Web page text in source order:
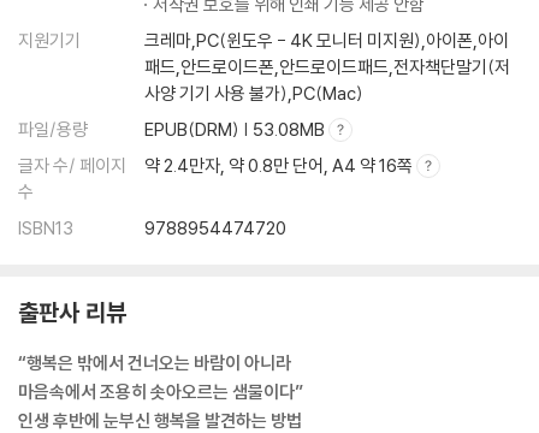
묵은 짐들을 하나씩 내려놓고 간다
자유로운 자유를 감사하게 받는다
내 마음이 따라올 수 있는 속도
바다에서 숨을 씻고
소유욕이 나를 불행으로 이끈다
열정은 불타야만 하는 것은 아니다
4장 흔들려도 삶은 다시 피어난다
지금도 아름다운 추억이 될 일들은 무수히 일어나고 있다
나쁜 일에 고립되지 마라
세상의 흐름은 그렇더라
너마저 너의 마음을 흔들지 마라
그래서 봄을 희망이라 부른다
지원기기
크레마,PC(윈도우 - 4K 모니터 미지원),아이폰,아이
패드,안드로이드폰,안드로이드패드,전자책단말기(저
사양 기기 사용 불가),PC(Mac)
파일/용량
EPUB(DRM) | 53.08MB
글자 수/ 페이지
수
약 2.4만자, 약 0.8만 단어, A4 약 16쪽
ISBN13 9788954474720
출판사 리뷰
“행복은 밖에서 건너오는 바람이 아니라
마음속에서 조용히 솟아오르는 샘물이다”
인생 후반에 눈부신 행복을 발견하는 방법